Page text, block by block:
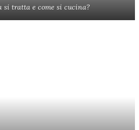
si tratta e come si cucina?